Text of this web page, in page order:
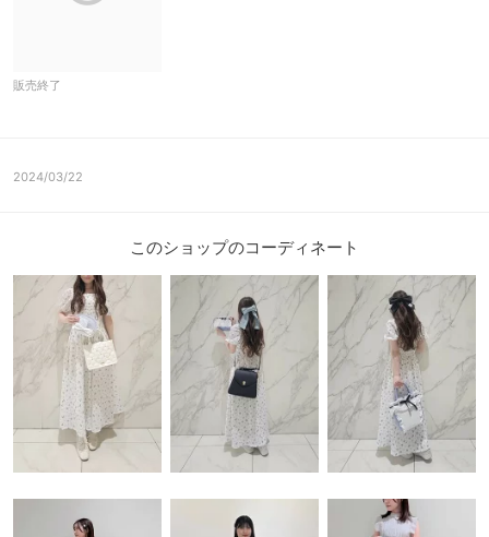
販売終了
2024/03/22
このショップのコーディネート